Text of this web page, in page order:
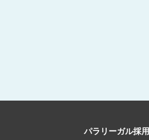
パラリーガル採用